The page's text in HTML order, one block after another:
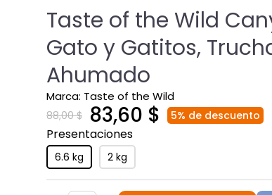
Taste of the Wild
Gato y Gatitos,
Ahumado
Marca Taste of the Wild
88,00 $ 83,60 $ 5% de descuento
Presentaciones
6.6 kg 2 kg